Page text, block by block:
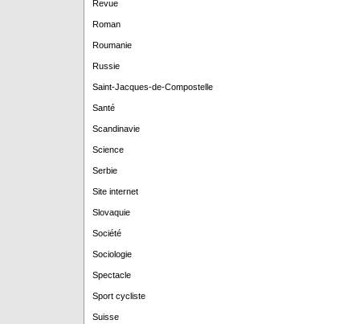
Revue
Roman
Roumanie
Russie
Saint-Jacques-de-Compostelle
Santé
Scandinavie
Science
Serbie
Site internet
Slovaquie
Société
Sociologie
Spectacle
Sport cycliste
Suisse